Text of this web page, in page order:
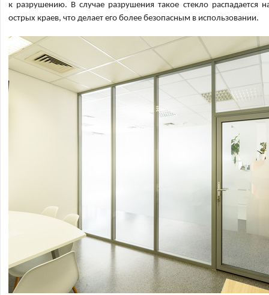
к разрушению. В случае разрушения такое стекло распадается
острых краев, что делает его более безопасным в использовании.